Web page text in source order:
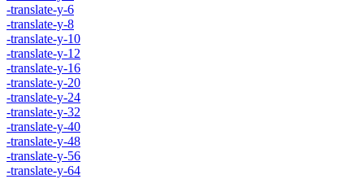
-translate-y-6
-translate-y-8
-translate-y-10
-translate-y-12
-translate-y-16
-translate-y-20
-translate-y-24
-translate-y-32
-translate-y-40
-translate-y-48
-translate-y-56
-translate-y-64